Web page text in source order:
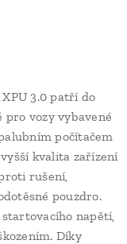
3.0 patří do
vozy vybavené
počítačem
kvalita zařízení
rušení,
pouzdro.
napětí,
Díky